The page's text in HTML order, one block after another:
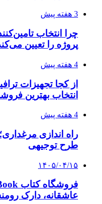
3 هفته پیش
چرا انتخاب
پروژه را تعیین
4 هفته پیش
از کجا تجهیزات
انتخاب بهترین
4 هفته پیش
راه اندازی
طرح توجیهی
۱۴۰۵/۰۴/۱۵
عاشقانه، دارک